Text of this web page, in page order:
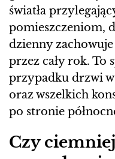
światła
pomieszczeniom,
dzienny
przez cały rok. To
przypadku drzwi
oraz wszelkich
po stronie
Czy